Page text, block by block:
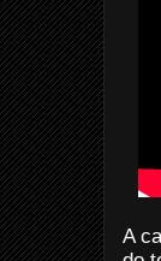
A